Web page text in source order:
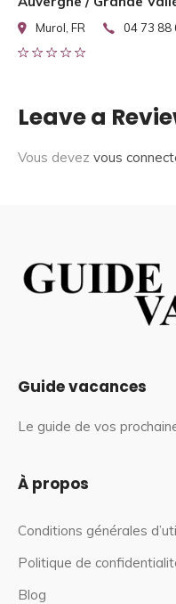
Murol, FR 04 73 88
Leave a
Vous devez vous
Guide vacances
Le guide de vos
À propos
Conditions générales
Politique de
Blog